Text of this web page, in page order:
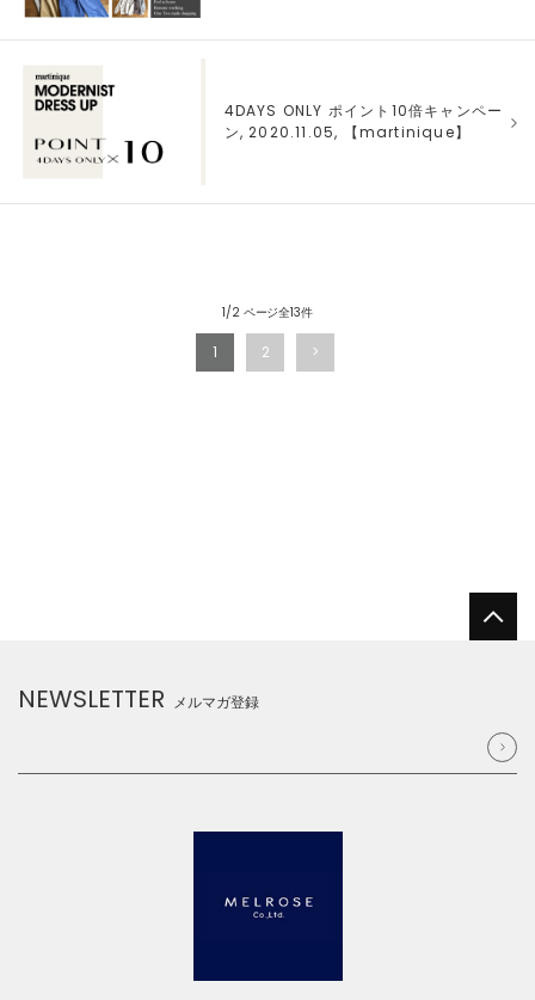
4DAYS ONLY ポイント10倍キャンペー
ン, 2020.11.05, 【martinique】
1/2 ページ全13件
1 2
NEWSLETTER メルマガ登録